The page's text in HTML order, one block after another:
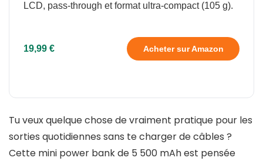
LCD, pass‑through et format ultra‑compact (105 g).
19,99 € Acheter sur Amazon
Tu veux quelque chose de vraiment pratique pour les
sorties quotidiennes sans te charger de câbles ?
Cette mini power bank de 5 500 mAh est pensée